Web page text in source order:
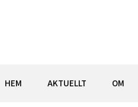
HEM AKTUELLT OM